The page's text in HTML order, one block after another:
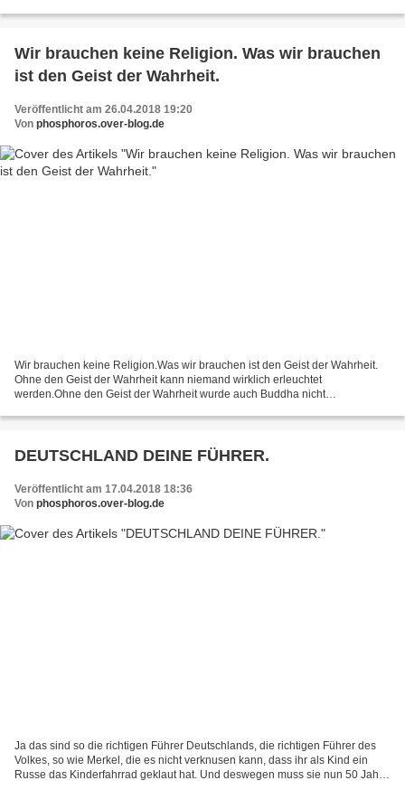
Wir brauchen keine Religion. Was wir brauchen
ist den Geist der Wahrheit.
Veröffentlicht am 26.04.2018 19:20
Von phosphoros.over-blog.de
Wir brauchen keine Religion.Was wir brauchen ist den Geist der Wahrheit.
Ohne den Geist der Wahrheit kann niemand wirklich erleuchtet
werden.Ohne den Geist der Wahrheit wurde auch Buddha nicht
DEUTSCHLAND DEINE FÜHRER.
Veröffentlicht am 17.04.2018 18:36
Von phosphoros.over-blog.de
Ja das sind so die richtigen Führer Deutschlands, die richtigen Führer des
Volkes, so wie Merkel, die es nicht verknusen kann, dass ihr als Kind ein
Russe das Kinderfahrrad geklaut hat. Und deswegen muss sie nun 50 Jahre